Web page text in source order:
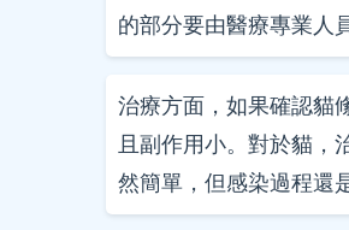
的部分要由醫療專業人
治療方面，如果確認貓
且副作用小。對於貓，
然簡單，但感染過程還